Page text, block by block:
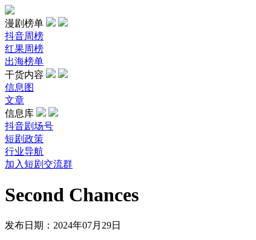
漫剧榜单
抖音周榜
红果周榜
出海榜单
干货内容
信息图
文章
信息库
抖音剧场号
短剧政策
行业导航
加入短剧交流群
Second Chances
发布日期：2024年07月29日